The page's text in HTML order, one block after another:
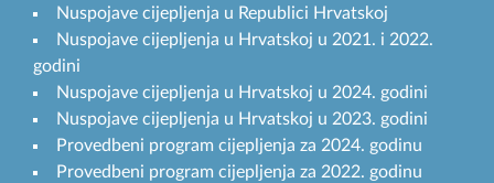
Nuspojave cijepljenja u Republici Hrvatskoj
Nuspojave cijepljenja u Hrvatskoj u 2021. i 2022.
godini
Nuspojave cijepljenja u Hrvatskoj u 2024. godini
Nuspojave cijepljenja u Hrvatskoj u 2023. godini
Provedbeni program cijepljenja za 2024. godinu
Provedbeni program cijepljenja za 2022. godinu